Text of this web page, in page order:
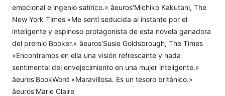
emocional e ingenio satírico.» âeuros'Michiko Kakutani, The
New York Times «Me sentí seducida al instante por el
inteligente y espinoso protagonista de esta novela ganadora
del premio Booker.» âeuros'Susie Goldsbrough, The Times
«Encontramos en ella una visión refrescante y nada
sentimental del envejecimiento en una mujer inteligente.»
âeuros'BookWord «Maravillosa. Es un tesoro británico.»
âeuros'Marie Claire